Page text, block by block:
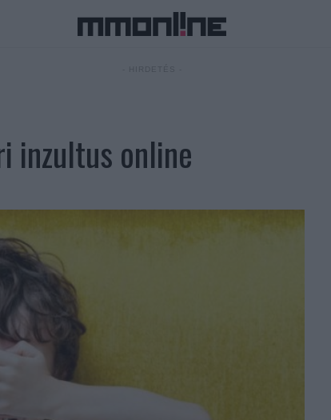
inzultus online